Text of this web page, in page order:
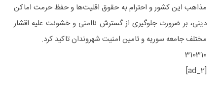
مذاهب این کشور و احترام به حقوق اقلیت‌ها و حفظ حرمت اماکن
دینی، بر ضرورت جلوگیری از گسترش ناامنی و خشونت علیه اقشار
مختلف جامعه سوریه و تامین امنیت شهروندان تاکید کرد.
310310
[ad_2]